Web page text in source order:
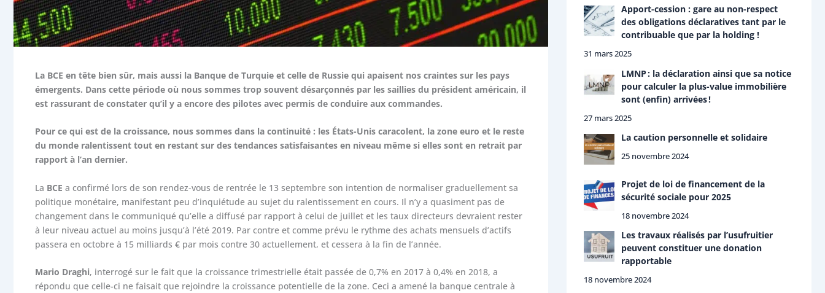
La BCE en tête bien sûr, mais aussi la Banque de Turquie et celle de Russie qui apaisent nos craintes sur les pays
émergents. Dans cette période où nous sommes trop souvent désarçonnés par les saillies du président américain, il
est rassurant de constater qu’il y a encore des pilotes avec permis de conduire aux commandes.
Pour ce qui est de la croissance, nous sommes dans la continuité : les États-Unis caracolent, la zone euro et le reste
du monde ralentissent tout en restant sur des tendances satisfaisantes en niveau même si elles sont en retrait par
rapport à l’an dernier.
La BCE a confirmé lors de son rendez-vous de rentrée le 13 septembre son intention de normaliser graduellement sa
politique monétaire, manifestant peu d’inquiétude au sujet du ralentissement en cours. Il n’y a quasiment pas de
changement dans le communiqué qu’elle a diffusé par rapport à celui de juillet et les taux directeurs devraient rester
à leur niveau actuel au moins jusqu’à l’été 2019. Par contre et comme prévu le rythme des achats mensuels d’actifs
passera en octobre à 15 milliards € par mois contre 30 actuellement, et cessera à la fin de l’année.
Mario Draghi, interrogé sur le fait que la croissance trimestrielle était passée de 0,7% en 2017 à 0,4% en 2018, a
répondu que celle-ci ne faisait que rejoindre la croissance potentielle de la zone. Ceci a amené la banque centrale à
Apport-cession : gare au non-respect
des obligations déclaratives tant par le
contribuable que par la holding !
31 mars 2025
LMNP : la déclaration ainsi que sa notice
pour calculer la plus-value immobilière
sont (enfin) arrivées !
27 mars 2025
La caution personnelle et solidaire
25 novembre 2024
Projet de loi de financement de la
sécurité sociale pour 2025
18 novembre 2024
Les travaux réalisés par l’usufruitier
peuvent constituer une donation
rapportable
18 novembre 2024